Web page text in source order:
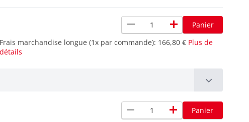
remove add
Panier
Frais marchandise longue (1x par commande): 166,80 € Plus de
détails
remove add
Panier